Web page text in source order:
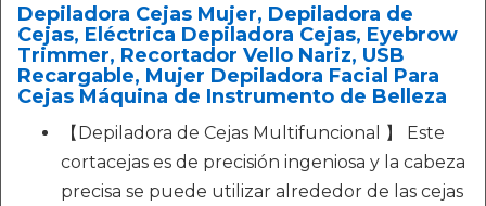
Depiladora Cejas Mujer, Depiladora de
Cejas, Eléctrica Depiladora Cejas, Eyebrow
Trimmer, Recortador Vello Nariz, USB
Recargable, Mujer Depiladora Facial Para
Cejas Máquina de Instrumento de Belleza
【Depiladora de Cejas Multifuncional 】 Este
cortacejas es de precisión ingeniosa y la cabeza
precisa se puede utilizar alrededor de las cejas